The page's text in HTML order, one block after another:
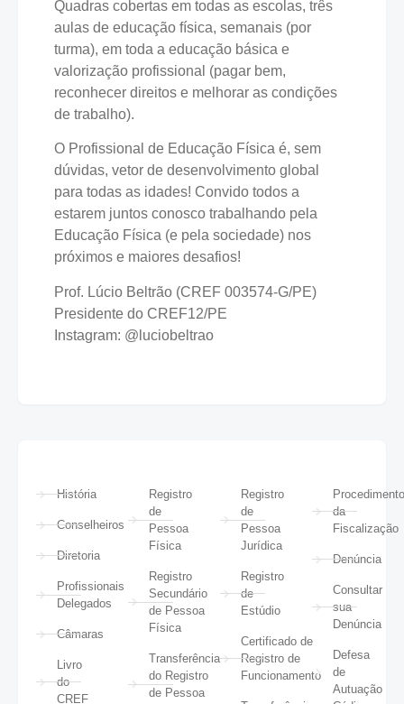
Quadras cobertas em todas as escolas, três
aulas de educação física, semanais (por
turma), em toda a educação básica e
valorização profissional (pagar bem,
reconhecer direitos e melhorar as condições
de trabalho).
O Profissional de Educação Física é, sem
dúvidas, vetor de desenvolvimento global
para todas as idades! Convido todos a
estarem juntos conosco trabalhando pela
Educação Física (e pela sociedade) nos
próximos e maiores desafios!
Prof. Lúcio Beltrão (CREF 003574-G/PE)
Presidente do CREF12/PE
Instagram: @luciobeltrao
História
Conselheiros
Diretoria
Profissionais
Delegados
Câmaras
Livro
do
CREF
Registro
de
Pessoa
Física
Registro
Secundário
de Pessoa
Física
Transferência
do Registro
de Pessoa
Registro
de
Pessoa
Jurídica
Registro
de
Estúdio
Certificado de
Registro de
Funcionamento
da
Fiscalização
Denúncia
Consultar
sua
Denúncia
Defesa
de
Autuação